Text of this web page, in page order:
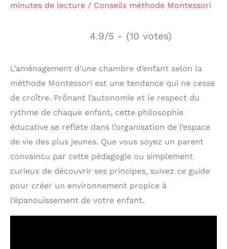
minutes de lecture / Conseils méthode Montessori
4.9/5 - (10 votes)
L’aménagement d’une chambre d’enfant selon la
méthode Montessori est une tendance qui ne cesse
de croître. Prônant l’autonomie et le respect du
rythme de chaque enfant, cette philosophie
éducative se reflète dans l’organisation de l’espace
de vie des plus jeunes. Que vous soyez un parent
convaincu par cette pédagogie ou simplement
curieux de découvrir ses principes, suivez ce guide
pour créer un environnement propice à
l’épanouissement de votre enfant.